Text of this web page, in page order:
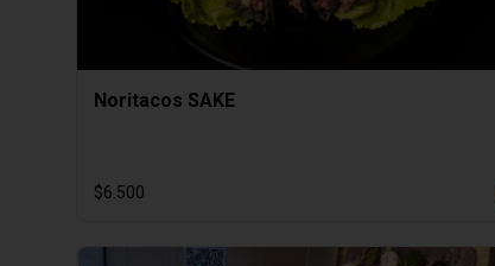
Noritacos SAKE
$6.500